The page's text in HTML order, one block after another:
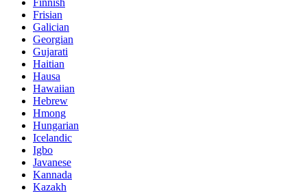
Frisian
Galician
Georgian
Gujarati
Haitian
Hausa
Hawaiian
Hebrew
Hmong
Hungarian
Icelandic
Igbo
Javanese
Kannada
Kazakh